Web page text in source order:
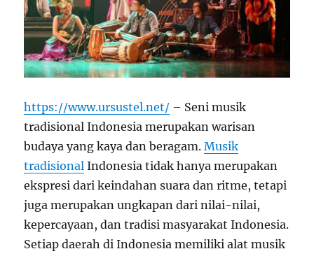
https://www.ursustel.net/ – Seni musik
tradisional Indonesia merupakan warisan
budaya yang kaya dan beragam.Musik
tradisional Indonesia tidak hanya merupakan
ekspresi dari keindahan suara dan ritme, tetapi
juga merupakan ungkapan dari nilai-nilai,
kepercayaan, dan tradisi masyarakat Indonesia.
Setiap daerah di Indonesia memiliki alat musik